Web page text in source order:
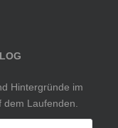
Hintergründe im
Laufenden.